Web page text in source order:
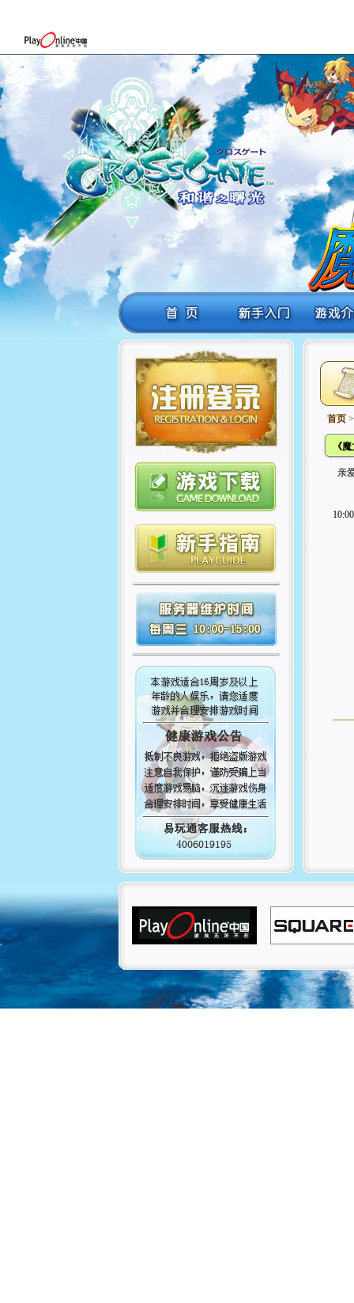
首页
《
亲